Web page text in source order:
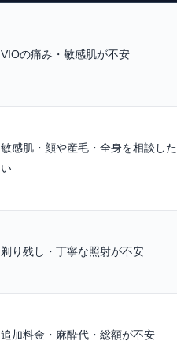
VIOの痛み・敏感肌が不安
敏感肌・顔や産毛・全身を相談した
い
剃り残し・丁寧な照射が不安
追加料金・麻酔代・総額が不安